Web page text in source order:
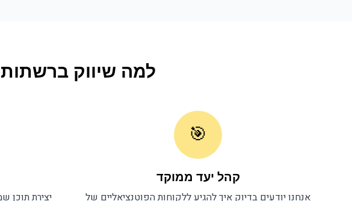
למה שיווק
🎯
קהל יעד ממוקד
אנחנו יודעים בדיוק איך להגיע ללקוחות הפוטנציאליים של
יצירת